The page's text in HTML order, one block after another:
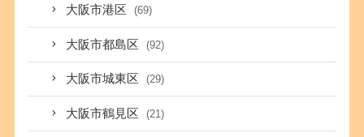
大阪市港区 (69)
大阪市都島区 (92)
大阪市城東区 (29)
大阪市鶴見区 (21)